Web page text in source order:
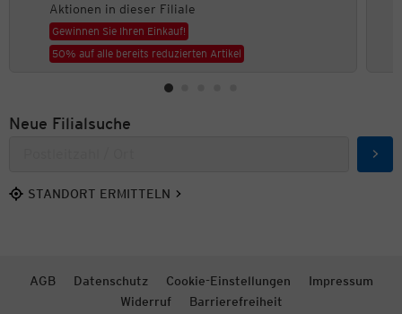
Aktionen in dieser Filiale
Gewinnen Sie Ihren Einkauf!
50% auf alle bereits reduzierten Artikel
Neue Filialsuche
STANDORT ERMITTELN
AGB Datenschutz Cookie-Einstellungen
Impressum
Widerruf
Barrierefreiheit